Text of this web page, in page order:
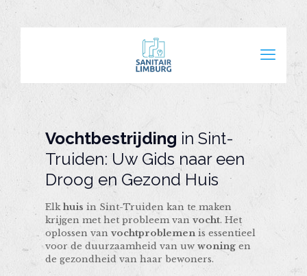
Vochtbestrijding in Sint-
Truiden: Uw Gids naar een
Droog en Gezond Huis
Elkhuis in Sint-Truiden kan te maken
krijgen met het probleem vanvocht. Het
oplossen vanvochtproblemen is essentieel
voor de duurzaamheid van uwwoning en
de gezondheid van haar bewoners.